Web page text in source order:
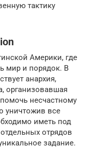
тактику
Америки, где
мир и порядок. В
анархия,
организовавшая
несчастному
уничтожив все
иметь под
отрядов
задание.